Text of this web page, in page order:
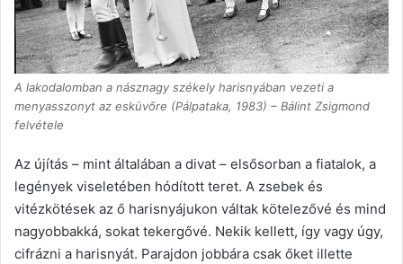
A lakodalomban a násznagy székely harisnyában vezeti a
menyasszonyt az esküvőre (Pálpataka, 1983) – Bálint Zsigmond
felvétele
Az újítás – mint általában a divat – elsősorban a fiatalok, a
legények viseletében hódított teret. A zsebek és
vitézkötések az ő harisnyájukon váltak kötelezővé és mind
nagyobbakká, sokat tekergővé. Nekik kellett, így vagy úgy,
cifrázni a harisnyát. Parajdon jobbára csak őket illette